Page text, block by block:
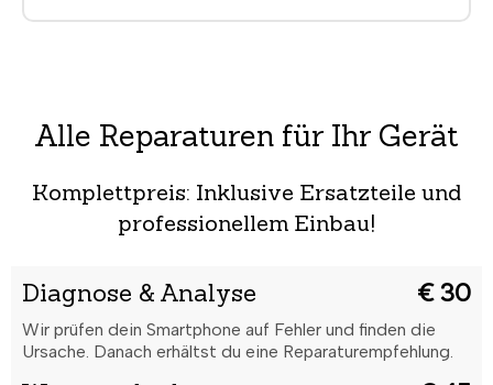
Alle Reparaturen für Ihr Gerät
Komplettpreis: Inklusive Ersatzteile und
professionellem Einbau!
Diagnose & Analyse € 30
Wir prüfen dein Smartphone auf Fehler und finden die
Ursache. Danach erhältst du eine Reparaturempfehlung.